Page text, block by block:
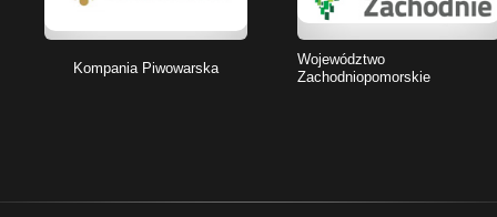
Kompania Piwowarska
Województwo
Zachodniopomorskie